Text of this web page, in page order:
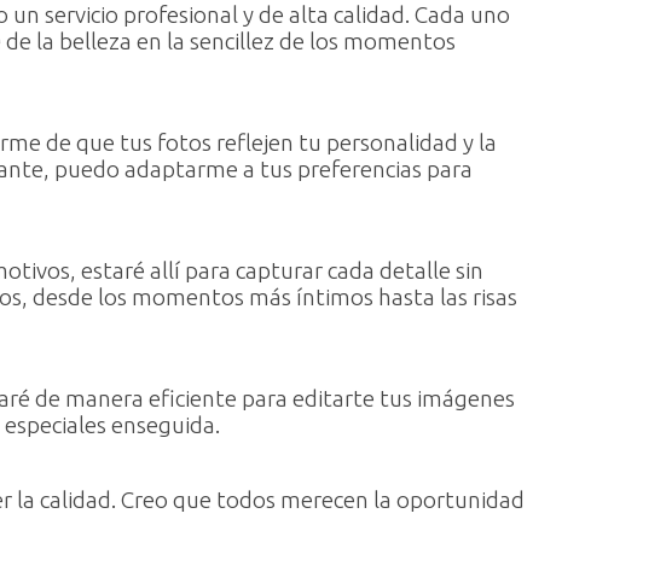
servicio profesional y de alta calidad. Cada uno
la belleza en la sencillez de los momentos
de que tus fotos reflejen tu personalidad y la
puedo adaptarme a tus preferencias para
estaré allí para capturar cada detalle sin
desde los momentos más íntimos hasta las risas
de manera eficiente para editarte tus imágenes
enseguida.
calidad. Creo que todos merecen la oportunidad